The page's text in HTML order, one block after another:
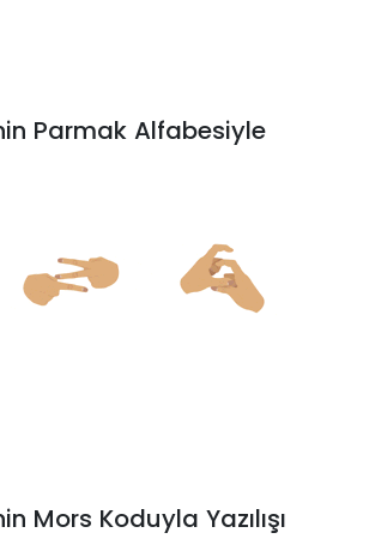
Parmak Alfabesiyle
Mors Koduyla Yazılışı